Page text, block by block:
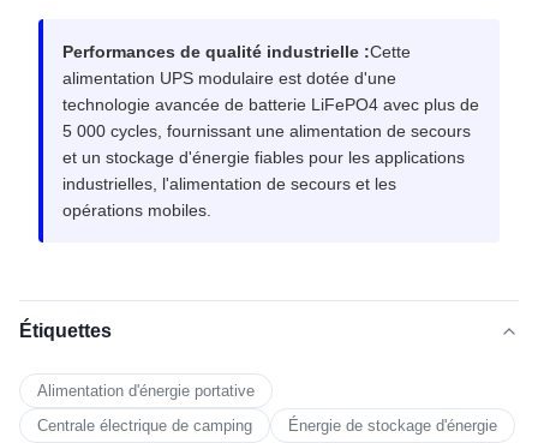
Performances de qualité industrielle :Cette
alimentation UPS modulaire est dotée d'une
technologie avancée de batterie LiFePO4 avec plus de
5 000 cycles, fournissant une alimentation de secours
et un stockage d'énergie fiables pour les applications
industrielles, l'alimentation de secours et les
opérations mobiles.
Étiquettes
Alimentation d'énergie portative
Centrale électrique de camping
Énergie de stockage d'énergie